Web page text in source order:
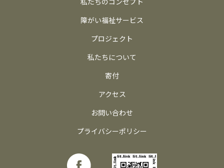
障がい福祉サービス
プロジェクト
私たちについて
寄付
アクセス
お問い合わせ
プライバシーポリシー